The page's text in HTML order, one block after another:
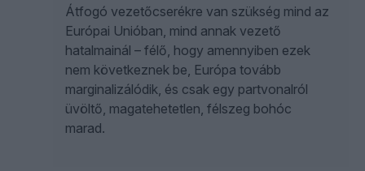
Átfogó vezetőcserékre van szükség mind az
Európai Unióban, mind annak vezető
hatalmainál – félő, hogy amennyiben ezek
nem következnek be, Európa tovább
marginalizálódik, és csak egy partvonalról
üvöltő, magatehetetlen, félszeg bohóc
marad.